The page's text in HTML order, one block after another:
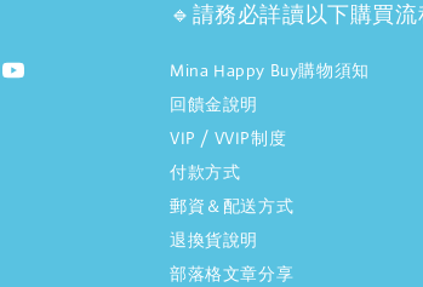
🔹請務必詳讀以下購買流
Mina Happy Buy購物須知
回饋金說明
VIP / VVIP制度
付款方式
郵資＆配送方式
退換貨說明
部落格文章分享